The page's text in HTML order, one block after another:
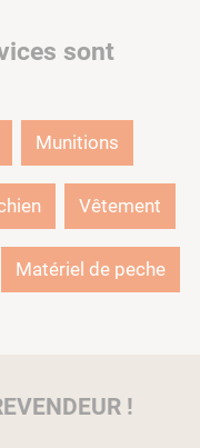
sont
Munitions
Vêtement
Matériel de peche
!